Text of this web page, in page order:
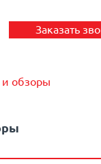
Заказать
и обзоры